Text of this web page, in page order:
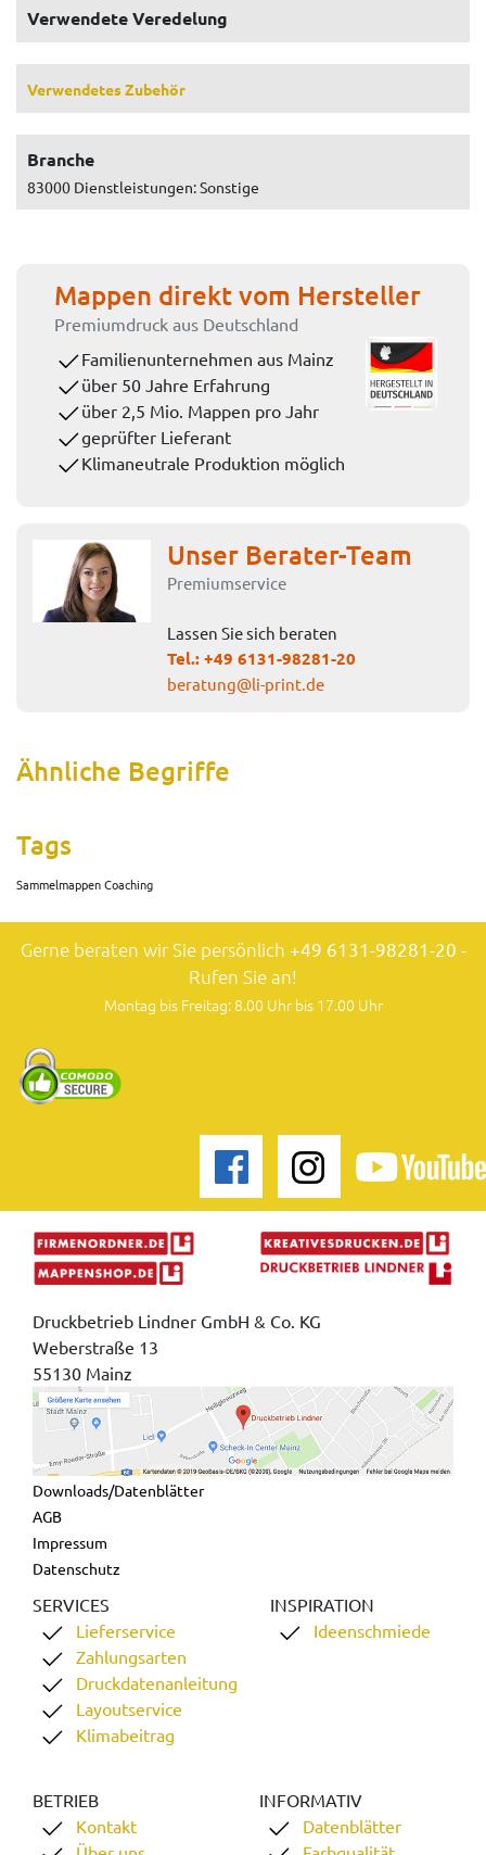
Verwendete Veredelung
Verwendetes Zubehör
Branche
83000 Dienstleistungen: Sonstige
Mappen direkt vom Hersteller
Premiumdruck aus Deutschland
Familienunternehmen aus Mainz
über 50 Jahre Erfahrung
über 2,5 Mio. Mappen pro Jahr
geprüfter Lieferant
Klimaneutrale Produktion möglich
Unser Berater-Team
Premiumservice
Lassen Sie sich beraten
Tel.:+49 6131-98281-20
beratung@li-print.de
Ähnliche Begriffe
Tags
Sammelmappen Coaching
Gerne beraten wir Sie persönlich +49 6131-98281-20 -
Rufen Sie an!
Montag bis Freitag: 8.00 Uhr bis 17.00 Uhr
Druckbetrieb Lindner GmbH & Co. KG
Weberstraße 13
55130 Mainz
Downloads/Datenblätter
AGB
Impressum
Datenschutz
SERVICES
Lieferservice
Zahlungsarten
Druckdatenanleitung
Layoutservice
Klimabeitrag
INSPIRATION
Ideenschmiede
BETRIEB
Kontakt
INFORMATIV
Datenblätter